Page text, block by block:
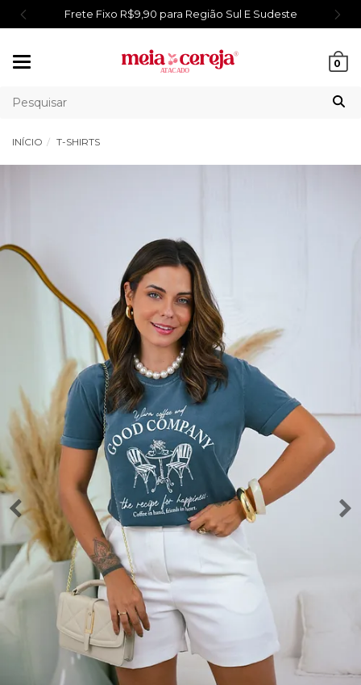
Frete Fixo R$9,90 para Região Sul E Sudeste
0
INÍCIO T-SHIRTS